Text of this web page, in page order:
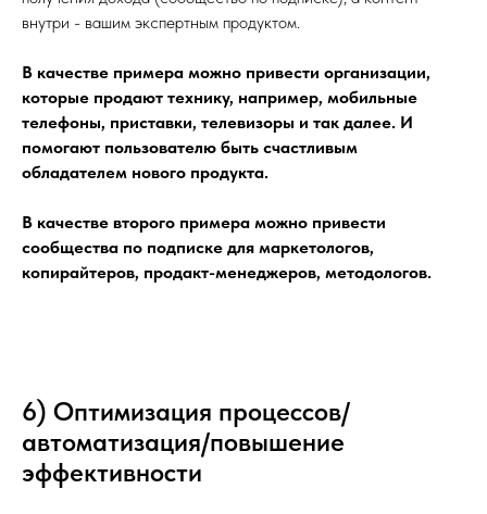
внутри - вашим экспертным продуктом.
В качестве примера можно привести организации,
которые продают технику, например, мобильные
телефоны, приставки, телевизоры и так далее. И
помогают пользователю быть счастливым
обладателем нового продукта.
В качестве второго примера можно привести
сообщества по подписке для маркетологов,
копирайтеров, продакт-менеджеров, методологов.
6) Оптимизация процессов/
автоматизация/повышение
эффективности